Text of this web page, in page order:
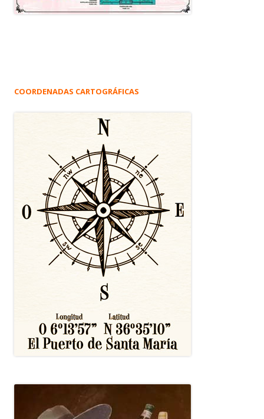
COORDENADAS CARTOGRÁFICAS